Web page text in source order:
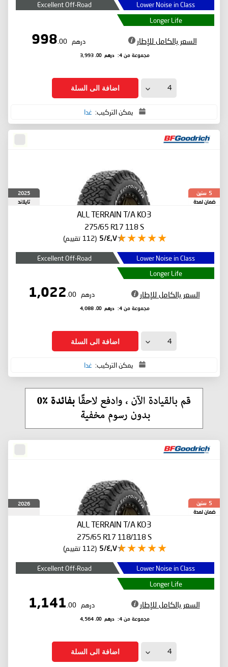
Lower Noise in Class
Excellent Off-Road
Longer Life
السعر بالكامل للإطار درهم 998
.00
مجموعة من 4: درهم 3,993
.00
اضافة الى السلة
يمكن التركيب: غدا
5 سنين
ضمان لمدة
2025
تايلاند
ALL TERRAIN T/A KO3
275/65 R17 118 S
٤٫٧/5 (112 تقييم)
Lower Noise in Class
Excellent Off-Road
Longer Life
السعر بالكامل للإطار درهم 1,022
.00
مجموعة من 4: درهم 4,088
.00
اضافة الى السلة
يمكن التركيب: غدا
5 سنين
ضمان لمدة
2026
ALL TERRAIN T/A KO3
275/65 R17 118/118 S
٤٫٧/5 (112 تقييم)
Lower Noise in Class
Excellent Off-Road
Longer Life
السعر بالكامل للإطار درهم 1,141
.00
مجموعة من 4: درهم 4,564
.00
اضافة الى السلة